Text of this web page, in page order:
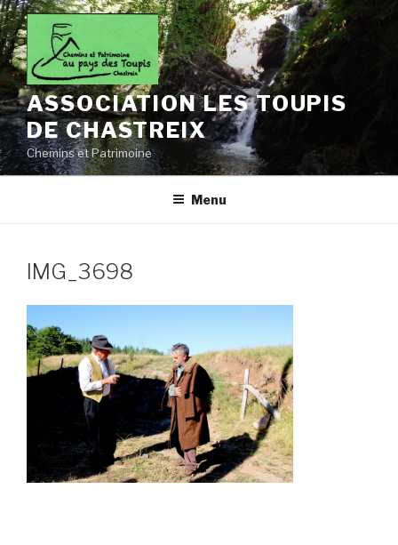
Aller
au
contenu
principal
ASSOCIATION LES TOUPIS
DE CHASTREIX
Chemins et Patrimoine
Menu
IMG_3698